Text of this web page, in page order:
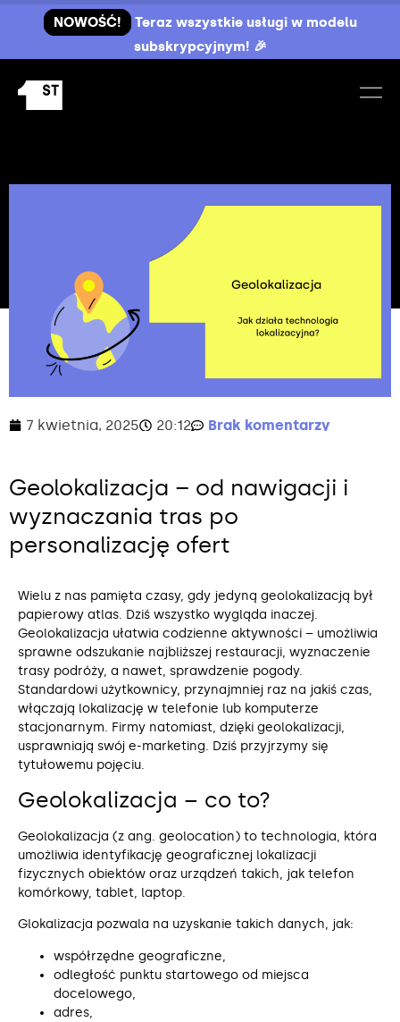
NOWOŚĆ!
Teraz wszystkie usługi w modelu
subskrypcyjnym! 🎉
7 kwietnia, 2025 20:12 Brak komentarzy
Geolokalizacja – od nawigacji i
wyznaczania tras po
personalizację ofert
Wielu z nas pamięta czasy, gdy jedyną geolokalizacją był
papierowy atlas. Dziś wszystko wygląda inaczej.
Geolokalizacja ułatwia codzienne aktywności – umożliwia
sprawne odszukanie najbliższej restauracji, wyznaczenie
trasy podróży, a nawet, sprawdzenie pogody.
Standardowi użytkownicy, przynajmniej raz na jakiś czas,
włączają lokalizację w telefonie lub komputerze
stacjonarnym. Firmy natomiast, dzięki geolokalizacji,
usprawniają swój e-marketing. Dziś przyjrzymy się
tytułowemu pojęciu.
Geolokalizacja – co to?
Geolokalizacja (z ang. geolocation) to technologia, która
umożliwia identyfikację geograficznej lokalizacji
fizycznych obiektów oraz urządzeń takich, jak telefon
komórkowy, tablet, laptop.
Glokalizacja pozwala na uzyskanie takich danych, jak:
współrzędne geograficzne,
odległość punktu startowego od miejsca
docelowego,
adres,